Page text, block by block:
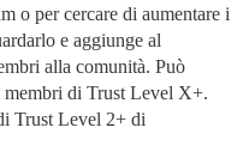
o per cercare di aumentare i
e aggiunge al
alla comunità. Può
membri di Trust Level X+.
Trust Level 2+ di